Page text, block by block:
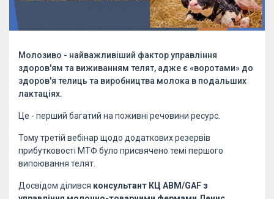
Молозиво - найважливіший фактор управління
здоров'ям та виживанням телят, адже є «воротами» до
здоров'я телиць та виробництва молока в подальших
лактаціях.
Це - перший багатий на поживні речовини ресурс.
Тому третій вебінар щодо додаткових резервів
прибутковості МТФ було присвячено темі першого
випоювання телят.
Досвідом ділився консультант КЦ АВМ/GAF з